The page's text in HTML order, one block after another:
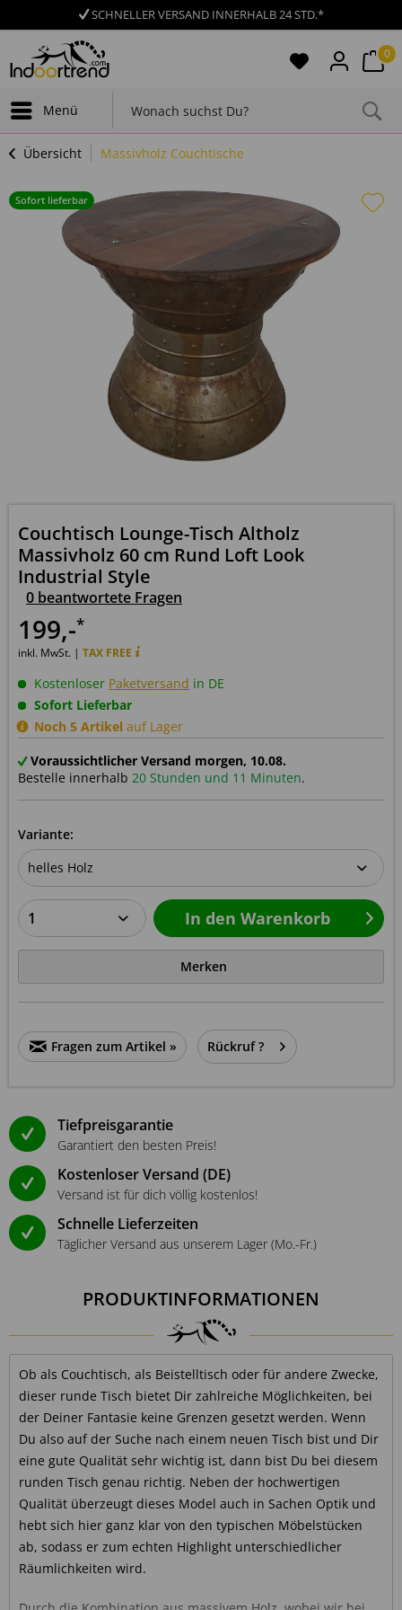
SCHNELLER VERSAND INNERHALB 24 STD.*
Menü
0
Übersicht Massivholz Couchtische
Sofort lieferbar
Couchtisch Lounge-Tisch Altholz
Massivholz 60 cm Rund Loft Look
Industrial Style
0 beantwortete Fragen
199,-*
inkl. MwSt. | TAX FREE
Kostenloser Paketversand in DE
Sofort Lieferbar
Noch 5 Artikel auf Lager
Voraussichtlicher Versand morgen, 10.08.
Bestelle innerhalb 20 Stunden und 11 Minuten.
Variante:
In den Warenkorb
Merken
Fragen zum Artikel » Rückruf ?
Tiefpreisgarantie
Garantiert den besten Preis!
Kostenloser Versand (DE)
Versand ist für dich völlig kostenlos!
Schnelle Lieferzeiten
Täglicher Versand aus unserem Lager (Mo.-Fr.)
PRODUKTINFORMATIONEN
Ob als Couchtisch, als Beistelltisch oder für andere Zwecke,
dieser runde Tisch bietet Dir zahlreiche Möglichkeiten, bei
der Deiner Fantasie keine Grenzen gesetzt werden. Wenn
Du also auf der Suche nach einem neuen Tisch bist und Dir
eine gute Qualität sehr wichtig ist, dann bist Du bei diesem
runden Tisch genau richtig. Neben der hochwertigen
Qualität überzeugt dieses Model auch in Sachen Optik und
hebt sich hier ganz klar von den typischen Möbelstücken
ab, sodass er zum echten Highlight unterschiedlicher
Räumlichkeiten wird.